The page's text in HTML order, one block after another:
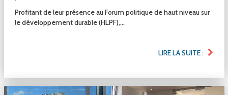
Profitant de leur présence au Forum politique de haut niveau sur
le développement durable (HLPF),...
LIRE LA SUITE :